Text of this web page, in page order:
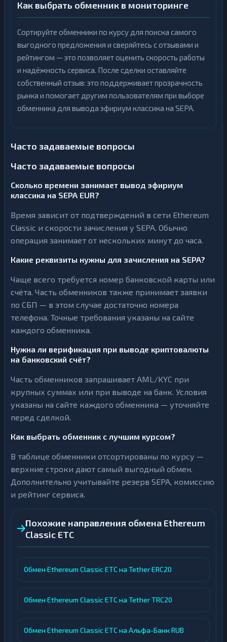
Как выбрать обменник в мониторинге
Сортируйте обменники по курсу для поиска самого
выгодного предложения и сверяйтесь с отзывами и
рейтингом — это позволяет оценить скорость работы
и надёжность сервиса. После сделки оставляйте
собственный отзыв: это поддерживает прозрачность
рынка и помогает другим пользователям при выборе
обменника для вывода эфириум классика на SEPA.
Часто задаваемые вопросы
Часто задаваемые вопросы
Сколько времени занимает вывод эфириум
классика на SEPA EUR?
Время зависит от подтверждений в сети Ethereum
Classic и скорости зачисления у SEPA. Обычно
операция занимает от нескольких минут до часа.
Какие реквизиты нужны для зачисления на SEPA?
Чаще всего требуется номер банковской карты или
счёта. Часть обменников также принимает заявки
по СБП — в этом случае достаточно номера
телефона. Точные требования указаны на сайте
каждого обменника.
Нужна ли верификация при выводе криптовалюты
на банковский счёт?
Часть обменников запрашивает AML/KYC при
крупных суммах или при выводе на банк. Условия
указаны на сайте каждого обменника — уточняйте
перед сделкой.
Как выбрать обменник с лучшим курсом?
В таблице обменники отсортированы по курсу —
верхние строки дают самый выгодный обмен.
Дополнительно учитывайте резерв SEPA, комиссию
и рейтинг сервиса.
Похожие направления обмена Ethereum
Classic ETC
Обмен Ethereum Classic ETC на Tether ERC20
Обмен Ethereum Classic ETC на Tether TRC20
Обмен Ethereum Classic ETC на Альфа-Банк RUB